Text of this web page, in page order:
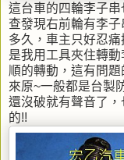
這台車的四輪李子
查發現右前輪有李
多久，車主只好忍
是我用工具夾住轉
順的轉動，這有問
來原~一般都是台製
還沒破就有聲音了
的!!